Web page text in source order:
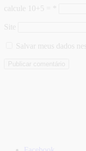
calcule 10+5 =
Site
Salvar meus dados